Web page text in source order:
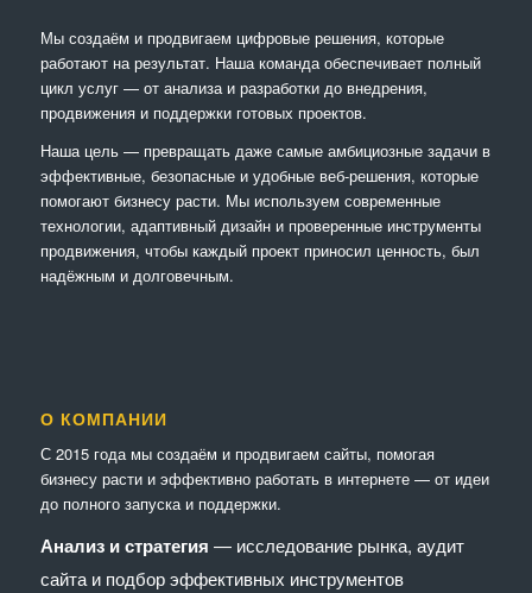
Мы создаём и продвигаем цифровые решения, которые
работают на результат. Наша команда обеспечивает полный
цикл услуг — от анализа и разработки до внедрения,
продвижения и поддержки готовых проектов.
Наша цель — превращать даже самые амбициозные задачи в
эффективные, безопасные и удобные веб-решения, которые
помогают бизнесу расти. Мы используем современные
технологии, адаптивный дизайн и проверенные инструменты
продвижения, чтобы каждый проект приносил ценность, был
надёжным и долговечным.
О КОМПАНИИ
С 2015 года мы создаём и продвигаем сайты, помогая
бизнесу расти и эффективно работать в интернете — от идеи
до полного запуска и поддержки.
Анализ и стратегия — исследование рынка, аудит
сайта и подбор эффективных инструментов